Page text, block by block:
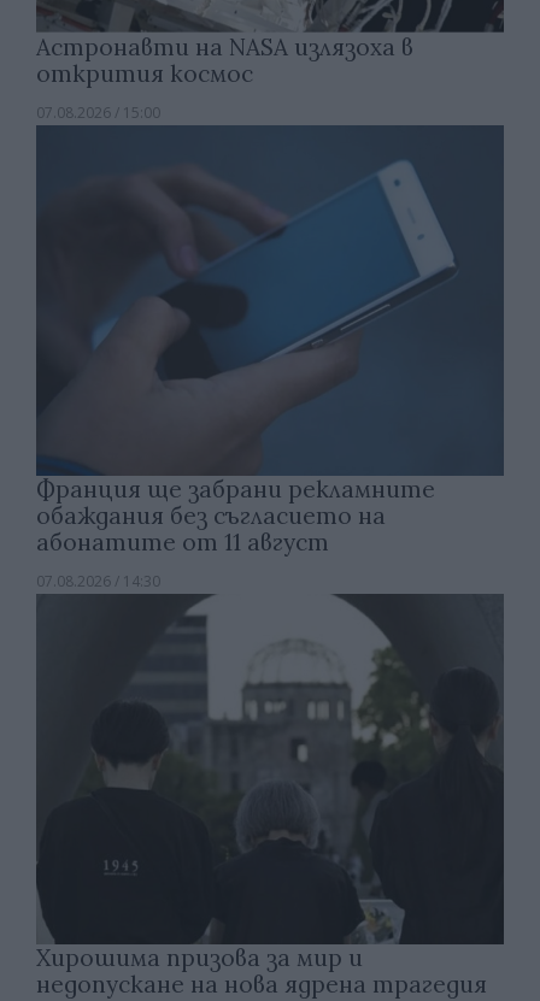
Астронавти на NASA излязоха в
открития космос
07.08.2026 / 15:00
Франция ще забрани рекламните
обаждания без съгласието на
абонатите от 11 август
07.08.2026 / 14:30
Хирошима призова за мир и
недопускане на нова ядрена трагедия